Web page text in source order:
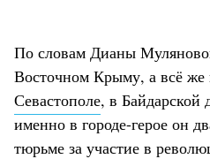
По словам Дианы
Восточном Крыму, а всё же
Севастополе, в Байдарской
именно в городе-герое он
тюрьме за участие в